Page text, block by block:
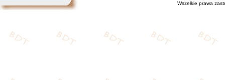
Wszelkie prawa